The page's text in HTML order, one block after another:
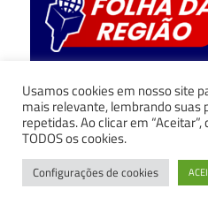
Fale Conosco
Quem Somos
Termos e Condições
Copyright © 2024 -
Usamos cookies em nosso site
mais relevante, lembrando suas
repetidas. Ao clicar em
TODOS os cookies.
Configurações de cookies